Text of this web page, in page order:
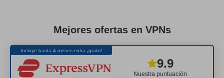
Mejores ofertas en VPNs
Incluye hasta 4 meses extra ¡gratis!
Nuestra puntuación
9.9